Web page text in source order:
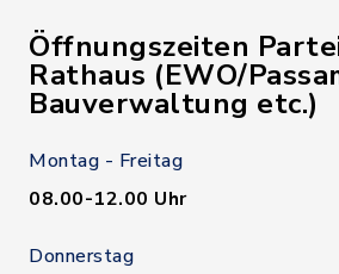
Öffnungszeiten
Rathaus (EWO/
Bauverwaltung etc.)
Montag - Freitag
08.00-12.00 Uhr
Donnerstag